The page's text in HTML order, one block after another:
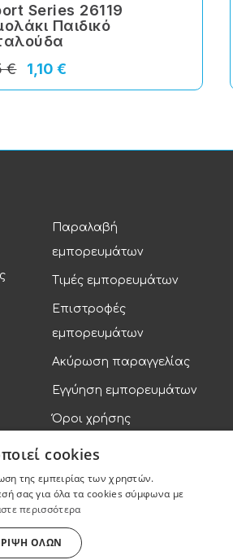
Series 26119
Παιδικό
1,10 €
€
Παραλαβή
εμπορευμάτων
Τιμές εμπορευμάτων
Επιστροφές
εμπορευμάτων
Ακύρωση παραγγελίας
Εγγύηση εμπορευμάτων
Όροι χρήσης
Πολιτική απορρήτου
cookies
της εμπειρίας των χρηστών.
σας για όλα τα cookies σύμφωνα με
περισσότερα
ΌΛΩΝ